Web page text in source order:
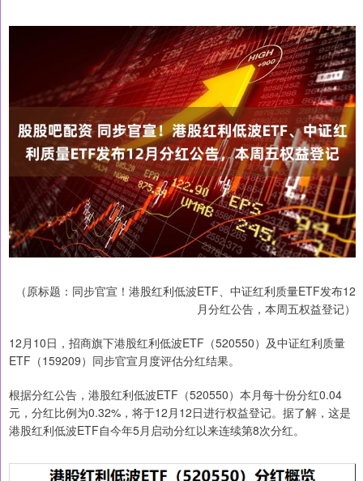
（原标题：同步官宣！港股红利低波ETF、中证红利质量ETF发布12
月分红公告，本周五权益登记）
12月10日，招商旗下港股红利低波ETF（520550）及中证红利质量
ETF（159209）同步官宣月度评估分红结果。
根据分红公告，港股红利低波ETF（520550）本月每十份分红0.04
元，分红比例为0.32%，将于12月12日进行权益登记。据了解，这是
港股红利低波ETF自今年5月启动分红以来连续第8次分红。